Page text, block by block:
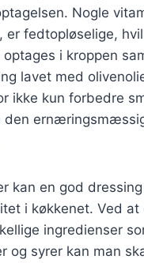
Nogle
er fedtopløselige,
i kroppen
lavet med
ikke kun forbedre
den
kan en god
i køkkenet. Ved at
ingredienser
og syrer kan man